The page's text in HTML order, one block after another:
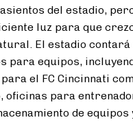
del estadio,
luz para que
El estadio contará
para equipos,
el FC Cincinnati
oficinas para
de